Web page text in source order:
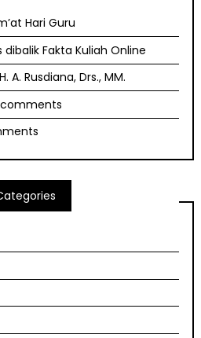
Hari Guru
dibalik Fakta Kuliah Online
A. Rusdiana, Drs., MM.